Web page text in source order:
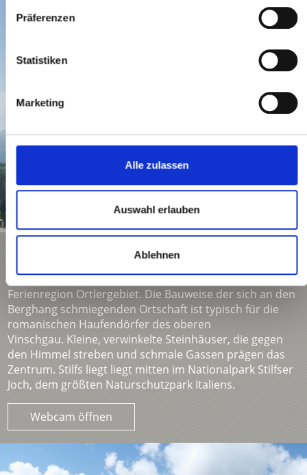
Präferenzen
Statistiken
Marketing
Alle zulassen
Auswahl erlauben
Ablehnen
Webcam Stilfs / Stelvio | Ferienregion Ortlergebiet
Das steile Bergdorf Stilfs ist der Hauptort der
Ferienregion Ortlergebiet. Die Bauweise der sich an den
Berghang schmiegenden Ortschaft ist typisch für die
romanischen Haufendörfer des oberen
Vinschgau. Kleine, verwinkelte Steinhäuser, die gegen
den Himmel streben und schmale Gassen prägen das
Zentrum. Stilfs liegt liegt mitten im Nationalpark Stilfser
Joch, dem größten Naturschutzpark Italiens.
Webcam öffnen